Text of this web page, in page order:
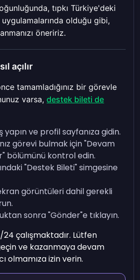
tıpkı Türkiye'deki
olduğu gibi,
öneririz.
açılır
tamamladığınız bir görevle
varsa,destek bileti de
yapın ve profil sayfanıza gidin.
görevi bulmak için "Devam
bölümünü kontrol edin.
"Destek Bileti" simgesine
görüntüleri dahil gerekli
sonra "Gönder"e tıklayın.
çalışmaktadır. Lütfen
ve kazanmaya devam
olmamıza izin verin.